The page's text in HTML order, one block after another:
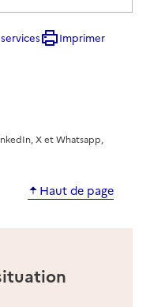
Imprimer
X et Whatsapp,
Haut de page